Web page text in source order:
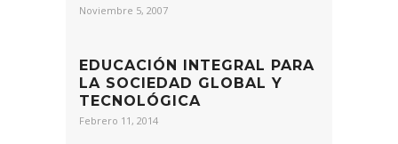
Noviembre 5, 2007
EDUCACIÓN INTEGRAL PARA
LA SOCIEDAD GLOBAL Y
TECNOLÓGICA
Febrero 11, 2014